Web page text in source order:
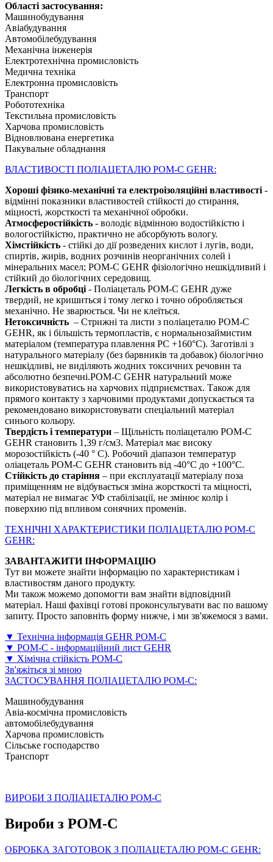
Області застосування:
Машинобудування
Авіабудування
Автомобілебудування
Механічна інженерія
Електротехнічна промисловість
Медична техніка
Електронна промисловість
Транспорт
Робототехніка
Текстильна промисловість
Харчова промисловість
Відновлювана енергетика
Пакувальне обладнання
ВЛАСТИВОСТІ ПОЛІАЦЕТАЛЮ POM-C GEHR:
Хороші фізико-механічні та електроізоляційні властивості -
відмінні показники властивостей стійкості до стирання,
міцності, жорсткості та механічної обробки.
Атмосферостійкість - володіє відмінною водостійкістю і
вологостійкістю, практично не абсорбують вологу.
Хімстійкість - стійкі до дії розведених кислот і лугів, води,
спиртів, жирів, водних розчинів неорганічних солей і
мінеральних масел; POM-C GEHR фізіологічно нешкідливий і
стійкий до біологічних середовищ.
Легкість в обробці - Поліацеталь POM-C GEHR дуже
твердий, не кришиться і тому легко і точно обробляється
механічно. Не зварюється. Чи не клеїться.
Нетоксичність – Стрижні та листи з поліацеталю POM-C
GEHR, як і більшість термопластів, є нормальнозаймистим
матеріалом (температура плавлення PС +160°С). Заготівлі з
натурального матеріалу (без барвників та добавок) біологічно
нешкідливі, не виділяють жодних токсичних речовин та
абсолютно безпечні.POM-C GEHR натуральний може
використовуватись на харчових підприємствах. Також для
прямого контакту з харчовими продуктами допускається та
рекомендовано використовувати спеціальний матеріал
синього кольору.
Твердість і температури – Щільність поліацеталю POM-C
GEHR становить 1,39 г/см3. Матеріал має високу
морозостійкість (-40 ° С). Робочий діапазон температур
оліацеталь POM-C GEHR становить від -40°С до +100°С.
Стійкість до старіння – при експлуатації матеріалу поза
приміщенням не відбувається зміна жорсткості та міцності,
матеріал не вимагає УФ стабілізації, не змінює колір і
поверхню під впливом сонячних променів.
ТЕХНІЧНІ ХАРАКТЕРИСТИКИ ПОЛІАЦЕТАЛЮ POM-C
GEHR:
ЗАВАНТАЖИТИ ІНФОРМАЦІЮ
Тут ви можете знайти інформацію по характеристикам і
властивостям даного продукту.
Ми також можемо допомогти вам знайти відповідний
матеріал. Наші фахівці готові проконсультувати вас по вашому
запиту. Просто заповніть форму нижче, і ми зв'яжемося з вами.
▼ Технічна інформація GEHR POM-C
▼ POM-C - інформаційний лист GEHR
▼ Хімічна стійкість POM-C
Зв'яжіться зі мною
ЗАСТОСУВАННЯ ПОЛІАЦЕТАЛЮ POM-C:
Машинобудування
Авіа-космічна промисловість
автомобілебудування
Харчова промисловість
Сільське господарство
Транспорт
ВИРОБИ З ПОЛІАЦЕТАЛЮ POM-C
Вироби з POM-C
ОБРОБКА ЗАГОТОВОК З ПОЛІАЦЕТАЛЮ POM-C GEHR: